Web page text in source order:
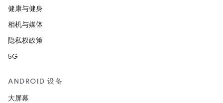
健康与健身
相机与媒体
隐私权政策
5G
ANDROID 设备
大屏幕